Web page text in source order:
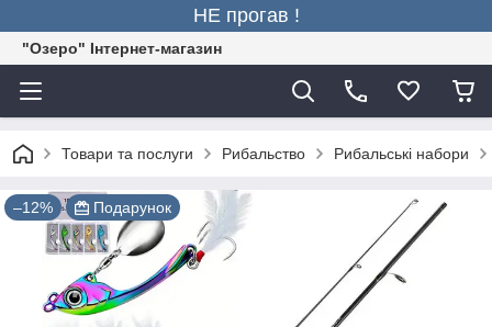
НЕ прогав !
"Озеро" Інтернет-магазин
Товари та послуги Рибальство Рибальські набори
–12% Подарунок